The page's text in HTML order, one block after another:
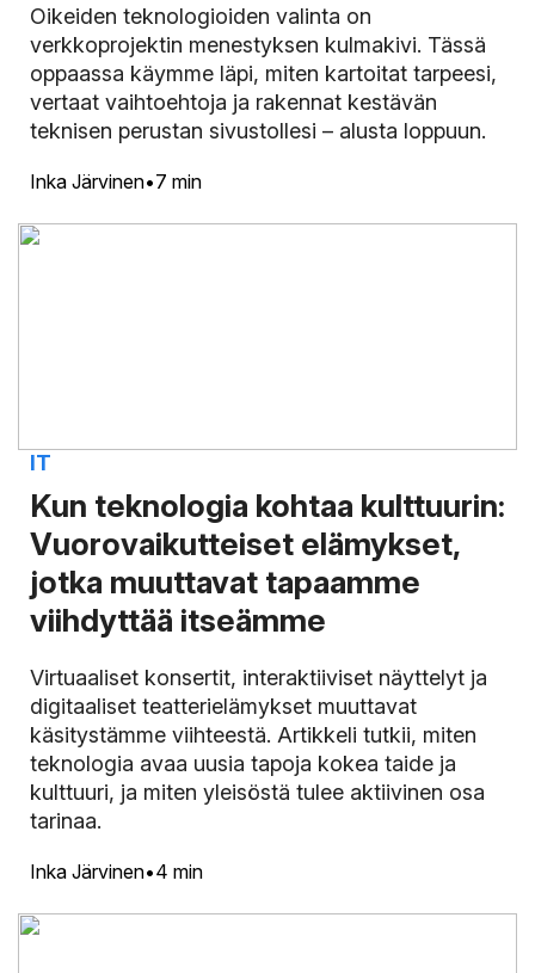
7 min
Oikeiden teknologioiden valinta on
verkkoprojektin menestyksen kulmakivi. Tässä
oppaassa käymme läpi, miten kartoitat tarpeesi,
vertaat vaihtoehtoja ja rakennat kestävän
teknisen perustan sivustollesi – alusta loppuun.
Inka Järvinen
Kun teknologia kohtaa kulttuurin:
Vuorovaikutteiset elämykset,
jotka muuttavat tapaamme
viihdyttää itseämme
IT
4 min
Virtuaaliset konsertit, interaktiiviset näyttelyt ja
digitaaliset teatterielämykset muuttavat
käsitystämme viihteestä. Artikkeli tutkii, miten
teknologia avaa uusia tapoja kokea taide ja
kulttuuri, ja miten yleisöstä tulee aktiivinen osa
tarinaa.
Inka Järvinen